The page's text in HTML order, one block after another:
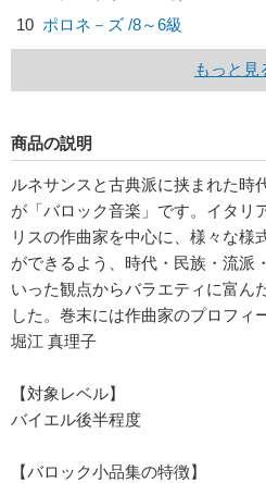
10 ポロネ－ズ /8～6級
もっと見
商品の説明
ルネサンスと古典派に挟まれた時
が「バロック音楽」です。イタリ
リスの作曲家を中心に、様々な様
ができるよう、時代・民族・流派
いった観点からバラエティに富ん
した。巻末には作曲家のプロフィ
堀江 真理子
【対象レベル】
バイエル後半程度
【バロック小品集の特徴】